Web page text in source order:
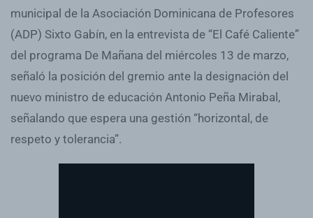
municipal de la Asociación Dominicana de Profesores
(ADP) Sixto Gabín, en la entrevista de “El Café Caliente”
del programa De Mañana del miércoles 13 de marzo,
señaló la posición del gremio ante la designación del
nuevo ministro de educación Antonio Peña Mirabal,
señalando que espera una gestión “horizontal, de
respeto y tolerancia”.